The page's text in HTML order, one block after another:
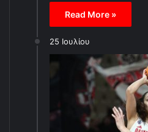
Read More »
25 Ιουλίου